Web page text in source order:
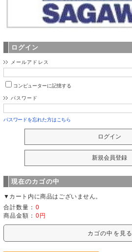
ログイン
メールアドレス
コンピューターに記憶する
パスワード
パスワードを忘れた方はこちら
現在のカゴの中
▼カート内に商品はございません。
合計数量： 0
商品金額： 0円
カゴの中を見る